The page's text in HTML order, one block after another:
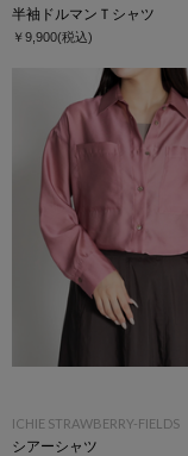
半袖ドルマンＴシャツ
￥9,900(税込)
ICHIE STRAWBERRY-FIELDS
シアーシャツ